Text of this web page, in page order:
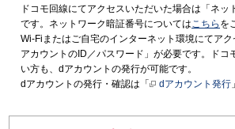
ドコモ回線にてアクセスいただいた場合は「ネッ
です。ネットワーク暗証番号についてはこちら を
Wi-Fiまたはご自宅のインターネット環境にてア
アカウントのID／パスワード」が必要です。ドコ
い方も、dアカウントの発行が可能です。
dアカウントの発行・確認は「
dアカウント発行